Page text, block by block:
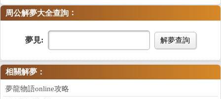
周公解夢大全查詢 ：
夢見: 解夢查詢
相關解夢：
夢龍物語online攻略